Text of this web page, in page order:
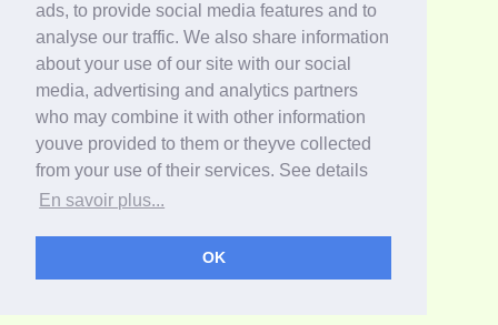
ads, to provide social media features and to
analyse our traffic. We also share information
about your use of our site with our social
media, advertising and analytics partners
who may combine it with other information
youve provided to them or theyve collected
from your use of their services. See details
En savoir plus...
OK